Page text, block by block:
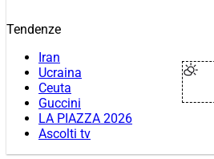
Tendenze
Iran
Ucraina
Ceuta
Guccini
LA PIAZZA 2026
Ascolti tv